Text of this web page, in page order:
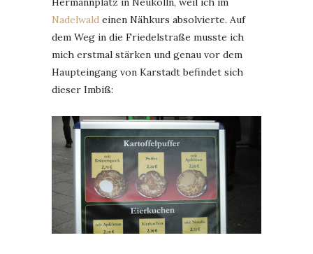
Nadelwald einen Nähkurs absolvierte. Auf
dem Weg in die Friedelstraße musste ich
mich erstmal stärken und genau vor dem
Haupteingang von Karstadt befindet sich
dieser Imbiß: